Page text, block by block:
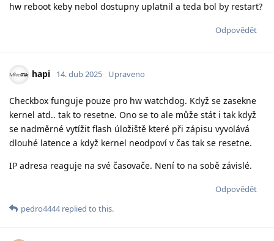
hw reboot keby nebol dostupny uplatnil a teda bol by restart?
Odpovědět
hapi 14. dub 2025 Upraveno
Checkbox funguje pouze pro hw watchdog. Když se zasekne
kernel atd.. tak to resetne. Ono se to ale může stát i tak když
se nadměrné vytížit flash úložiště které při zápisu vyvolává
dlouhé latence a když kernel neodpoví v čas tak se resetne.
IP adresa reaguje na své časovače. Není to na sobě závislé.
Odpovědět
pedro4444replied to this.